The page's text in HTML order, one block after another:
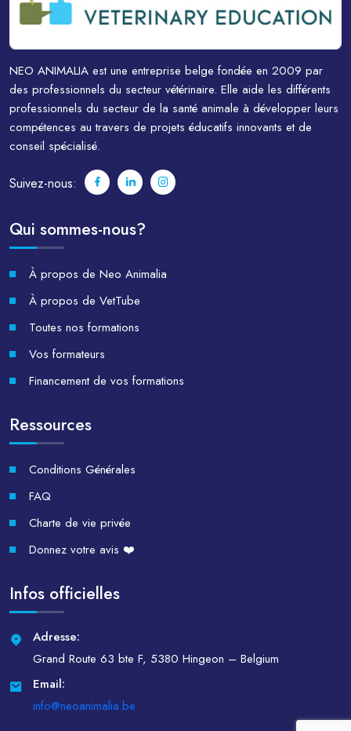
NEO ANIMALIA est une entreprise belge fondée en 2009 par
des professionnels du secteur vétérinaire. Elle aide les différents
professionnels du secteur de la santé animale à développer leurs
compétences au travers de projets éducatifs innovants et de
conseil spécialisé.
Suivez-nous:
Qui sommes-nous?
À propos de Neo Animalia
À propos de VetTube
Toutes nos formations
Vos formateurs
Financement de vos formations
Ressources
Conditions Générales
FAQ
Charte de vie privée
Donnez votre avis ❤️
Infos officielles
Adresse:
Grand Route 63 bte F, 5380 Hingeon – Belgium
Email:
info@neoanimalia.be